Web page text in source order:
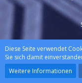
Stil:
Diese Seite verwendet
Sie sich damit
Weitere Informationen